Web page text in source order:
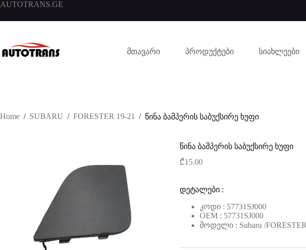
AUTOTRANS.GE
მთავარი პროდუქტები სიახლეები
Home / SUBARU / FORESTER 19-21 / წინა ბამპერის საბუქსირე ხუფი
წინა ბამპერის საბუქსირე ხუფი
₾15.00
დეტალები :
კოდი : 57731SJ000
OEM : 57731SJ000
მოდელი : Subaru /FORESTER